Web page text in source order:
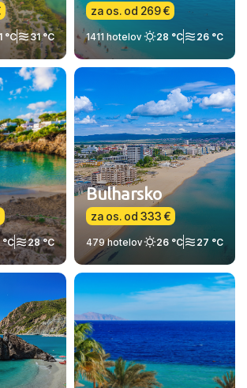
°C 31 °C
za os. od 269 €
1411 hotelov 28 °C 26 °C
28 °C
Bulharsko
za os. od 333 €
479 hotelov 26 °C 27 °C